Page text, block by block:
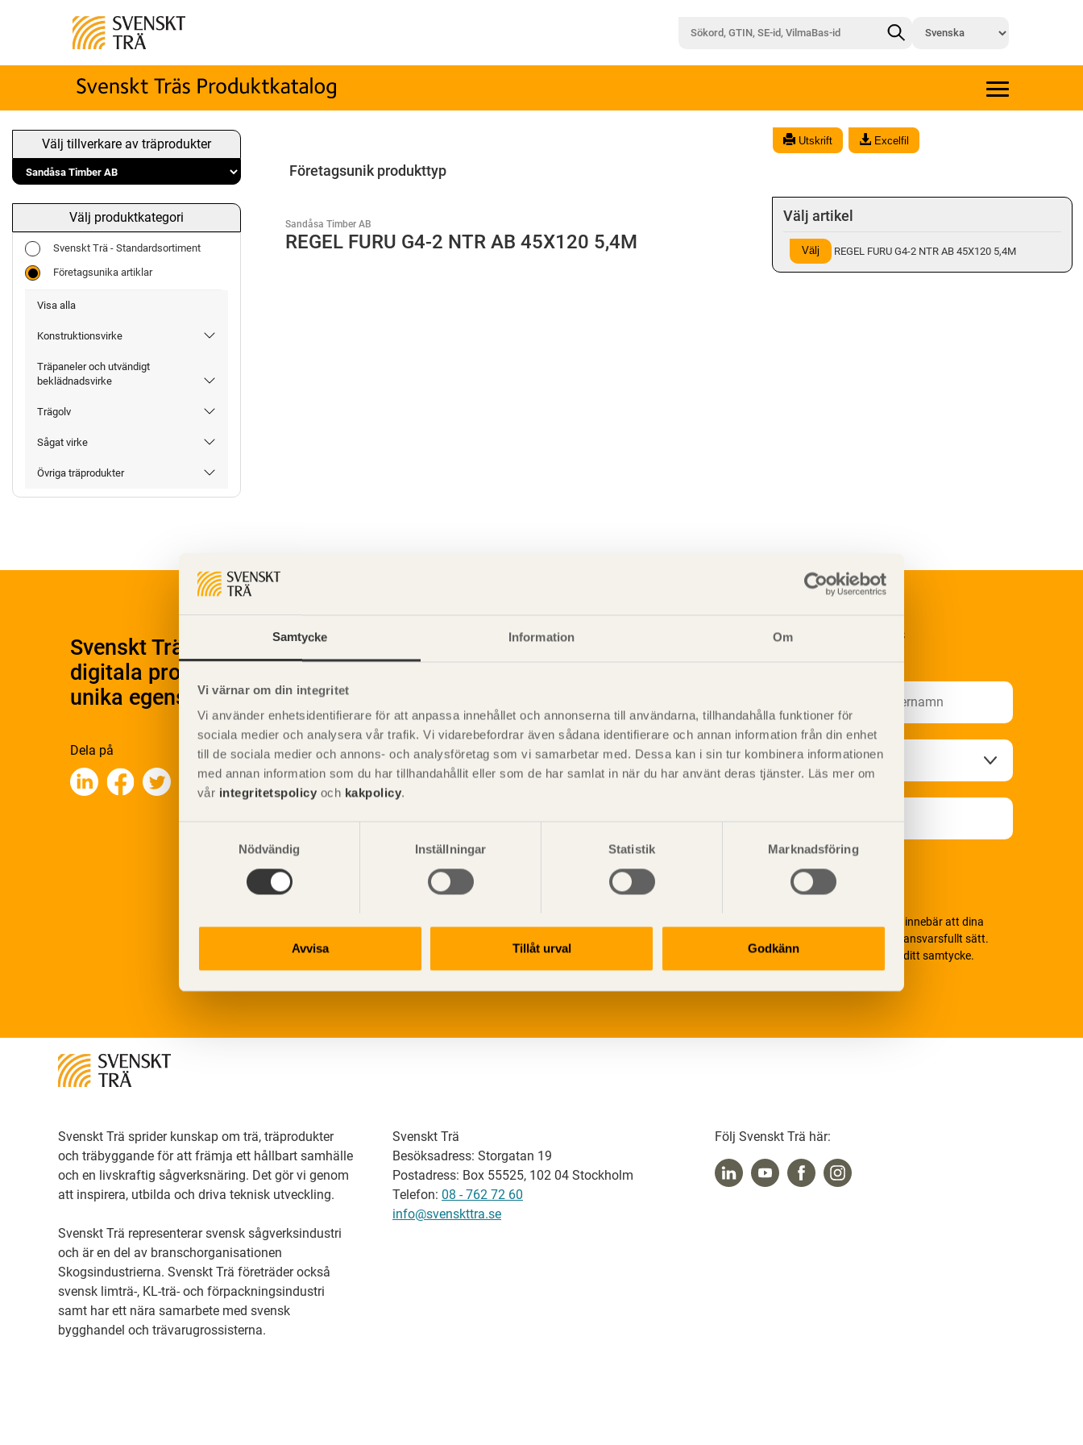
Samtycke Information Om
Vi värnar om din integritet
Vi använder enhetsidentifierare för att anpassa innehållet och annonserna till användarna, tillhandahålla funktioner för
sociala medier och analysera vår trafik. Vi vidarebefordrar även sådana identifierare och annan information från din enhet
till de sociala medier och annons- och analysföretag som vi samarbetar med. Dessa kan i sin tur kombinera informationen
med annan information som du har tillhandahållit eller som de har samlat in när du har använt deras tjänster. Läs mer om
vår integritetspolicy och kakpolicy.
Nödvändig
Inställningar Statistik Marknadsföring
Avvisa Tillåt urval Godkänn
Välj tillverkare av träprodukter
Välj produktkategori
Svenskt Trä - Standardsortiment
Företagsunika artiklar
Visa alla
Konstruktionsvirke
Träpaneler och utvändigt
beklädnadsvirke
Trägolv
Sågat virke
Övriga träprodukter
Utskrift Excelfil
Företagsunik produkttyp
Sandåsa Timber AB
REGEL FURU G4-2 NTR AB 45X120 5,4M
Välj artikel
Välj REGEL FURU G4-2 NTR AB 45X120 5,4M
Svenskt Träs Produktkatalog är svensk sågverksnärings
digitala produktkatalog för att beskriva träprodukter och deras
unika egenskaper.
Dela på
Prenumerera på Svenskt Träs
Vi värnar om personlig integritet vilket innebär att dina
personuppgifter alltid hanteras på ett ansvarsfullt sätt.
Genom att klicka på skicka lämnar du ditt samtycke.
Läs vårintegritetspolicy.
Svenskt Trä sprider kunskap om trä, träprodukter
och träbyggande för att främja ett hållbart samhälle
och en livskraftig sågverksnäring. Det gör vi genom
att inspirera, utbilda och driva teknisk utveckling.
Svenskt Trä representerar svensk sågverksindustri
och är en del av branschorganisationen
Skogsindustrierna. Svenskt Trä företräder också
svensk limträ-, KL-trä- och förpackningsindustri
samt har ett nära samarbete med svensk
bygghandel och trävarugrossisterna.
Svenskt Trä
Besöksadress: Storgatan 19
Postadress: Box 55525, 102 04 Stockholm
Telefon: 08 - 762 72 60
info@svenskttra.se
Följ Svenskt Trä här: